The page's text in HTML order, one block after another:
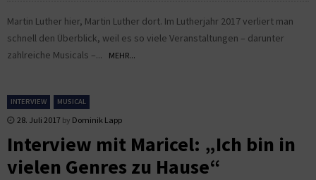
Martin Luther hier, Martin Luther dort. Im Lutherjahr 2017 verliert man
schnell den Überblick, weil es so viele Veranstaltungen – darunter
zahlreiche Musicals –...
MEHR...
INTERVIEW MUSICAL
28. Juli 2017 by Dominik Lapp
Interview mit Maricel: „Ich bin in
vielen Genres zu Hause“